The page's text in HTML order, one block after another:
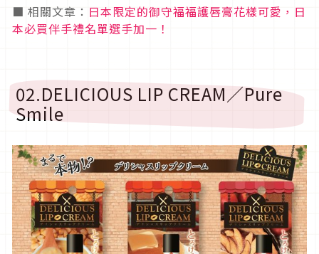
■ 相關文章： 日本限定的御守福福護唇膏花樣可愛，日
本必買伴手禮名單選手加一！
02.DELICIOUS LIP CREAM／Pure
Smile